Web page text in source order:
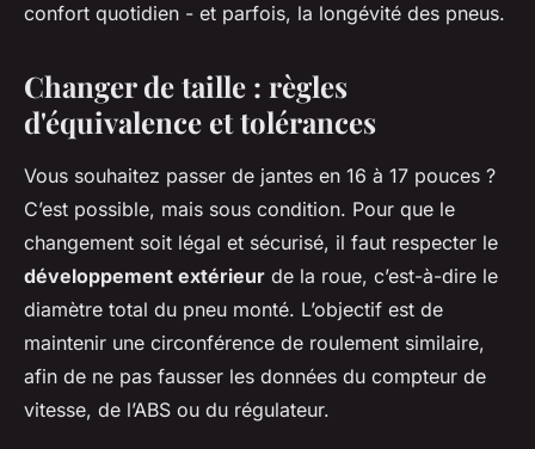
confort quotidien - et parfois, la longévité des pneus.
Changer de taille : règles
d'équivalence et tolérances
Vous souhaitez passer de jantes en 16 à 17 pouces ?
C’est possible, mais sous condition. Pour que le
changement soit légal et sécurisé, il faut respecter le
développement extérieur de la roue, c’est-à-dire le
diamètre total du pneu monté. L’objectif est de
maintenir une circonférence de roulement similaire,
afin de ne pas fausser les données du compteur de
vitesse, de l’ABS ou du régulateur.